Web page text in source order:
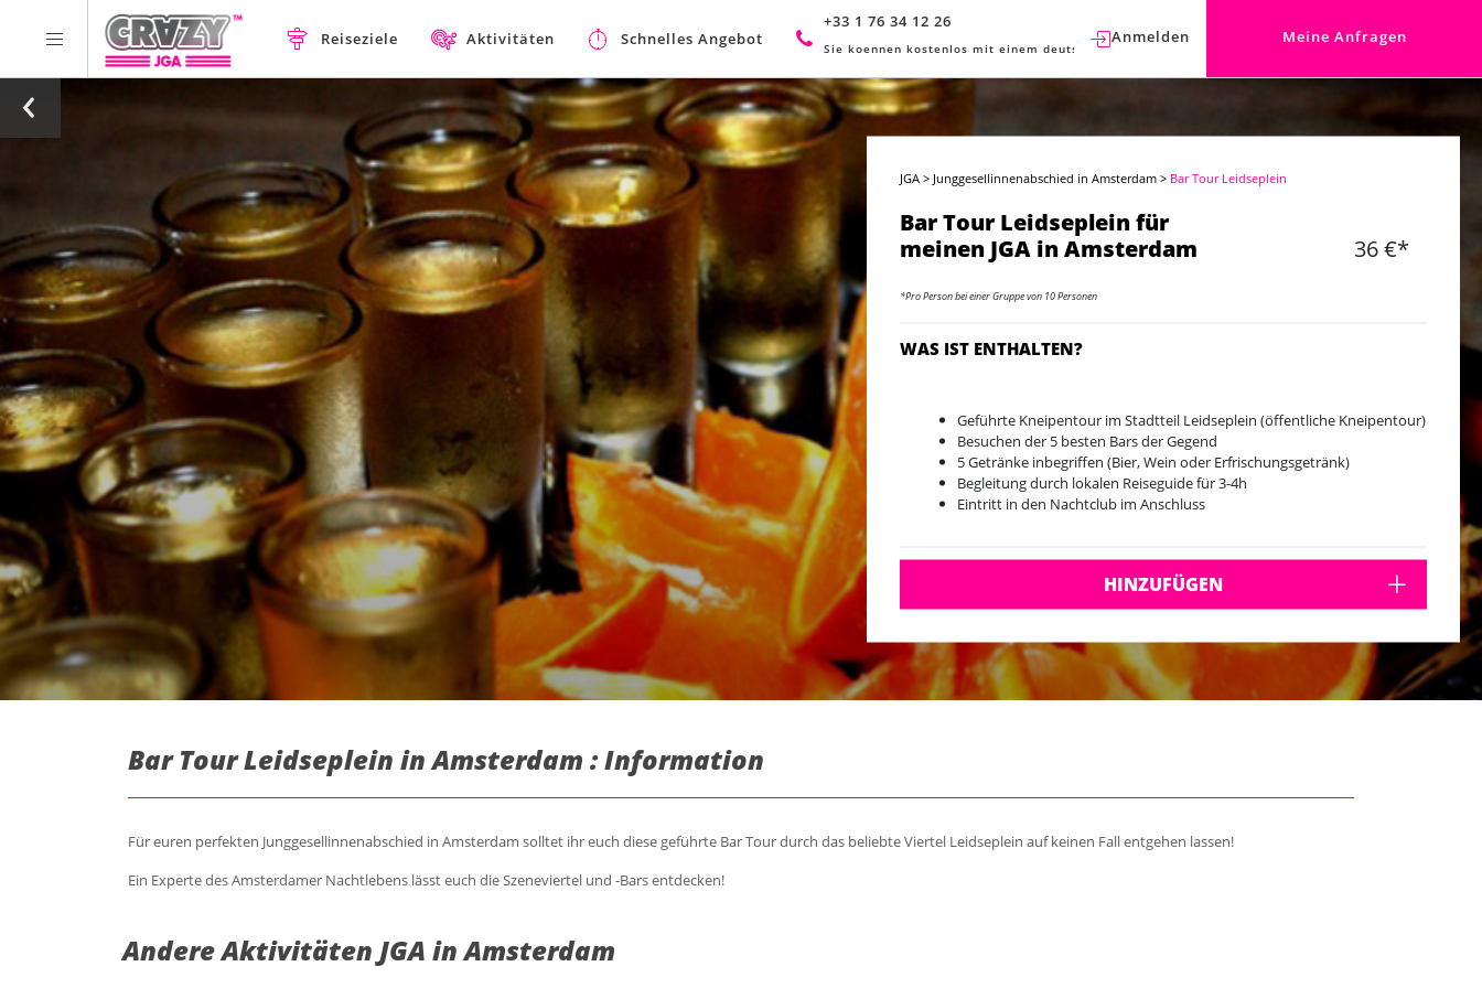
Reiseziele Aktivitäten Schnelles Angebot
+33 1 76 34 12 26
Sie koennen kostenlos mit einem deutschen Berater sprechen.
Anmelden Meine Anfragen
JGA > Junggesellinnenabschied in Amsterdam > Bar Tour Leidseplein
Bar Tour Leidseplein für
meinen JGA in Amsterdam
36 €*
*Pro Person bei einer Gruppe von 10 Personen
WAS IST ENTHALTEN?
Geführte Kneipentour im Stadtteil Leidseplein (öffentliche Kneipentour)
Besuchen der 5 besten Bars der Gegend
5 Getränke inbegriffen (Bier, Wein oder Erfrischungsgetränk)
Begleitung durch lokalen Reiseguide für 3-4h
Eintritt in den Nachtclub im Anschluss
HINZUFÜGEN
Bar Tour Leidseplein in Amsterdam : Information
Für euren perfekten Junggesellinnenabschied in Amsterdam solltet ihr euch diese geführte Bar Tour durch das beliebte Viertel Leidseplein auf keinen Fall entgehen lassen!
Ein Experte des Amsterdamer Nachtlebens lässt euch die Szeneviertel und -Bars entdecken!
Andere Aktivitäten JGA in Amsterdam